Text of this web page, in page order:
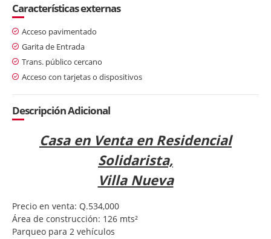
Características externas
Acceso pavimentado
Garita de Entrada
Trans. público cercano
Acceso con tarjetas o dispositivos
Descripción Adicional
Casa en Venta en Residencial
Solidarista,
Villa Nueva
Precio en venta: Q.534,000
Área de construcción: 126 mts²
Parqueo para 2 vehículos